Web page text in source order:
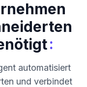
:
automatisiert
und verbindet